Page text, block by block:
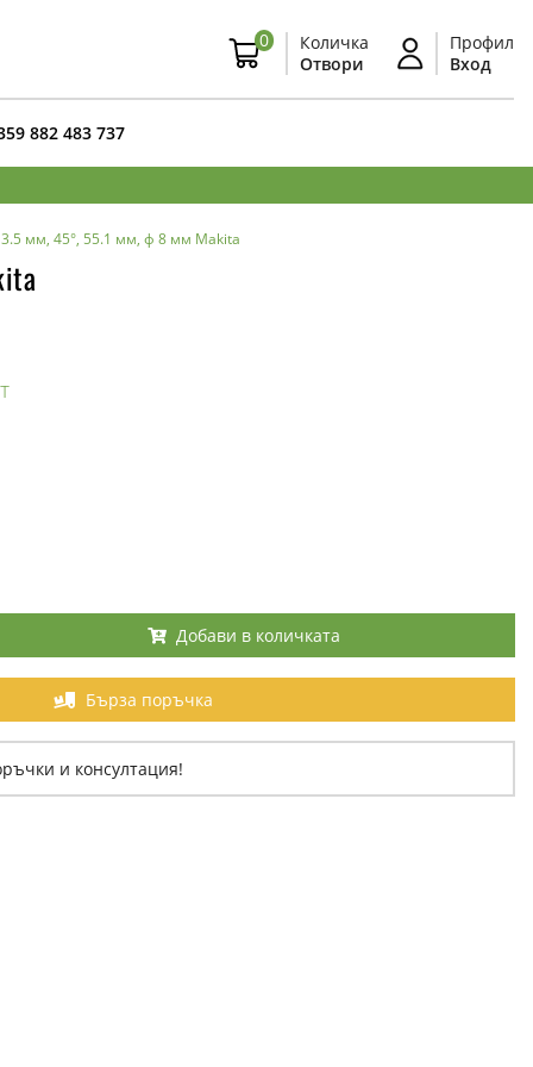
0
Количка
Отвори
Профил
Вход
882 483 737
мм, 45°, 55.1 мм, ф 8 мм Makita
Добави в количката
Бърза поръчка
и консултация!